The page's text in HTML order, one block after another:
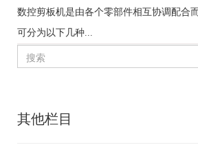
数控剪板机是由各个零部件相互协调配合
可分为以下几种...
其他栏目